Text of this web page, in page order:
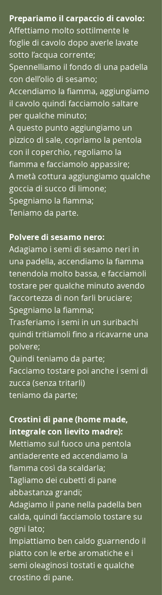
Prepariamo il carpaccio di cavolo:
Affettiamo molto sottilmente le
foglie di cavolo dopo averle lavate
sotto l’acqua corrente;
Spennelliamo il fondo di una padella
con dell’olio di sesamo;
Accendiamo la fiamma, aggiungiamo
il cavolo quindi facciamolo saltare
per qualche minuto;
A questo punto aggiungiamo un
pizzico di sale, copriamo la pentola
con il coperchio, regoliamo la
fiamma e facciamolo appassire;
A metà cottura aggiungiamo qualche
goccia di succo di limone;
Spegniamo la fiamma;
Teniamo da parte.
Polvere di sesamo nero:
Adagiamo i semi di sesamo neri in
una padella, accendiamo la fiamma
tenendola molto bassa, e facciamoli
tostare per qualche minuto avendo
l’accortezza di non farli bruciare;
Spegniamo la fiamma;
Trasferiamo i semi in un suribachi
quindi tritiamoli fino a ricavarne una
polvere;
Quindi teniamo da parte;
Facciamo tostare poi anche i semi di
zucca (senza tritarli)
teniamo da parte;
Crostini di pane (home made,
integrale con lievito madre):
Mettiamo sul fuoco una pentola
antiaderente ed accendiamo la
fiamma così da scaldarla;
Tagliamo dei cubetti di pane
abbastanza grandi;
Adagiamo il pane nella padella ben
calda, quindi facciamolo tostare su
ogni lato;
Impiattiamo ben caldo guarnendo il
piatto con le erbe aromatiche e i
semi oleaginosi tostati e qualche
crostino di pane.